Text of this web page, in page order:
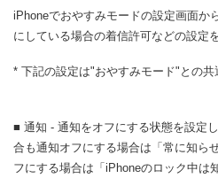
iPhoneでおやすみモードの設定画面か
にしている場合の着信許可などの設定
* 下記の設定は"おやすみモード"との共
■ 通知 - 通知をオフにする状態を設定
合も通知オフにする場合は「常に知ら
フにする場合は「iPhoneのロック中は